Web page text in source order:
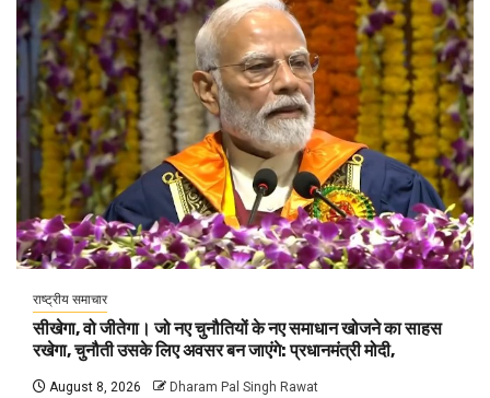
राष्ट्रीय समाचार
सीखेगा, वो जीतेगा। जो नए चुनौतियों के नए समाधान खोजने का साहस
रखेगा, चुनौती उसके लिए अवसर बन जाएंगे: प्रधानमंत्री मोदी,
August 8, 2026 Dharam Pal Singh Rawat